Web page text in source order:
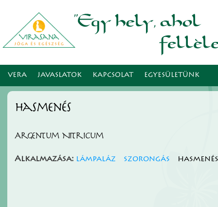
VERA JAVASLATOK KAPCSOLAT EGYESÜLETÜNK
hasmenés
Argentum Nitricum
Alkalmazása: lámpaláz szorongás hasmenés